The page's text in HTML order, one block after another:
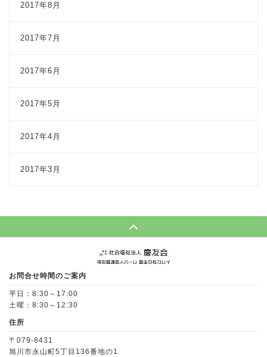
2017年8月
2017年7月
2017年6月
2017年5月
2017年4月
2017年3月
お問合せ時間のご案内
平日：8:30～17:00
土曜：8:30～12:30
住所
〒079-8431
旭川市永山町5丁目136番地の1